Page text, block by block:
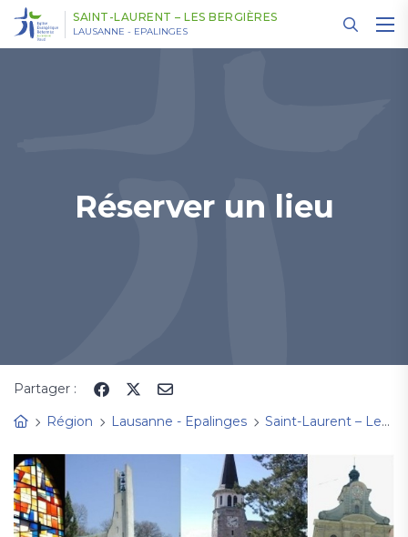
SAINT-LAURENT – LES BERGIÈRES
LAUSANNE - EPALINGES
Réserver un lieu
Partager :
Région
Lausanne - Epalinges Saint-Laurent – Les Bergières
Panneau de gestion des cookies